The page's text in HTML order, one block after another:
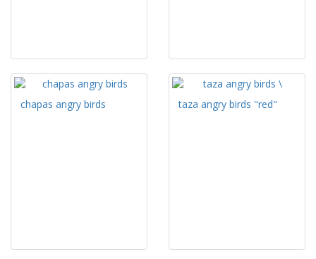
chapas angry birds taza angry birds "red"